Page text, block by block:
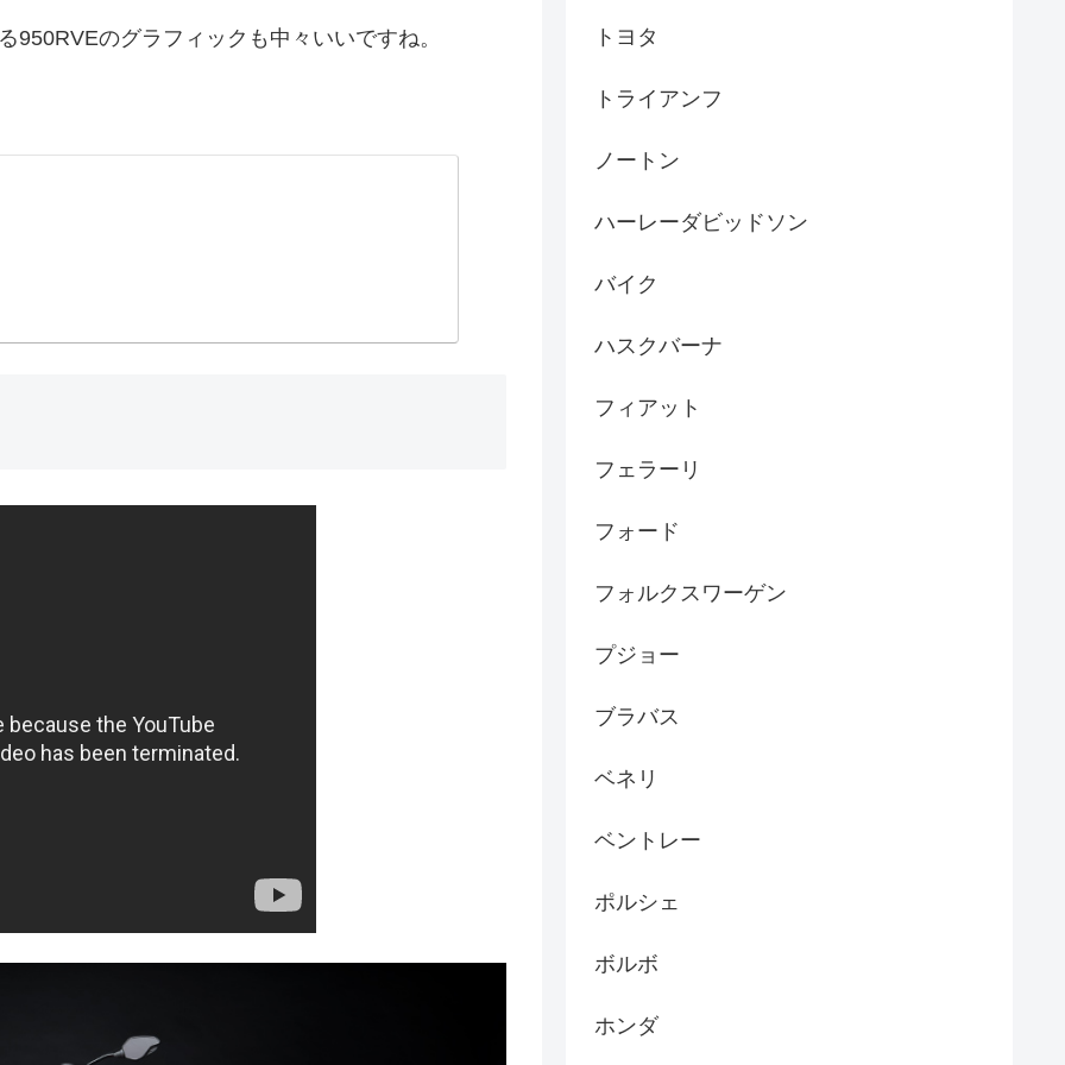
のグラフィックも中々いいですね。 トヨタ
トライアンフ
ノートン
ハーレーダビッドソン
バイク
ハスクバーナ
フィアット
フェラーリ
フォード
フォルクスワーゲン
プジョー
ブラバス
ベネリ
ベントレー
ポルシェ
ボルボ
ホンダ